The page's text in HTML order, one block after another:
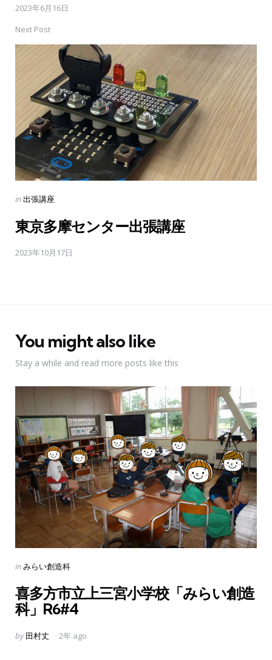
2023年6月16日
Next Post
Posted
in出張講座
東京多摩センター出張講座
2023年10月17日
You might also like
Stay a while and read more posts like this
Categories
Posted
inみらい創造科
喜多方市立上三宮小学校「みらい創造
科」R6#4
Posted
by 田村丈 2年 ago